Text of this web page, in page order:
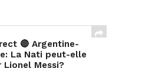
🔴 Argentine-
La Nati peut-elle
Lionel Messi?